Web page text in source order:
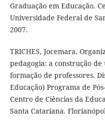
Graduação em Educação.
Universidade Federal de
2007.
TRICHES, Jocemara.
pedagogia: a construção
formação de professores.
Educação) Programa de
Centro de Ciências da
Santa Catariana.